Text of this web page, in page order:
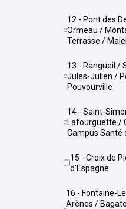
12 - Pont des Demoiselles /
Ormeau /
Terrasse /
13 - Rangueil / Sauzelong /
Jules-Julien /
Pouvourville
14 - Saint-Simon /
Lafourguette /
Campus Santé
15 - Croix de Pierre / Route
d'Espagne
16 - Fontaine-Lestang /
Arènes /